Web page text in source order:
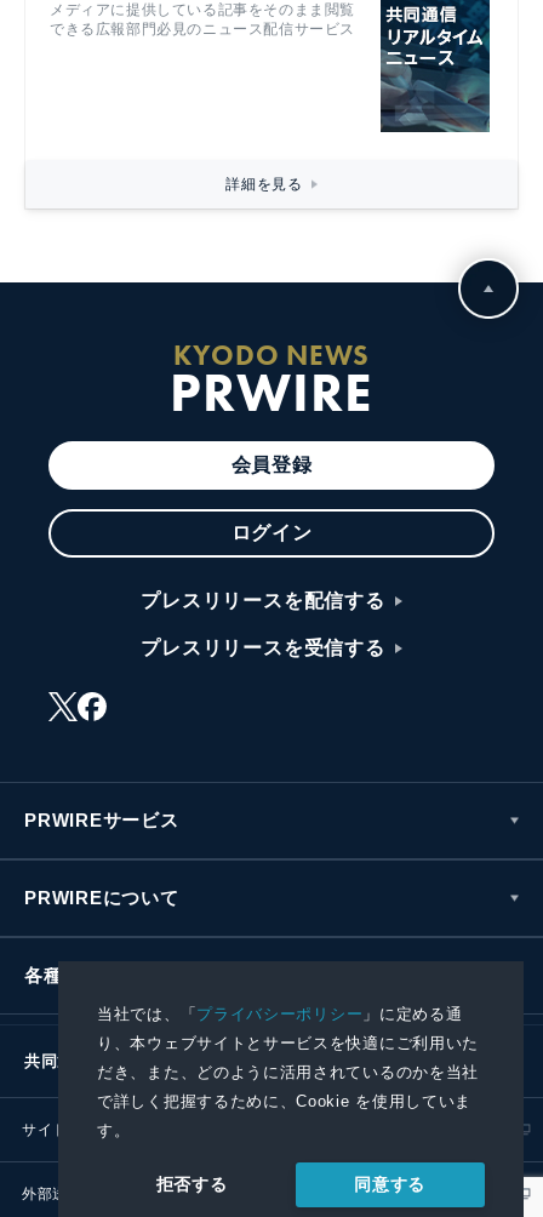
当社では、「プライバシーポリシー 」に定める通
り、本ウェブサイトとサービスを快適にご利用いた
だき、また、どのように活用されているのかを当社
で詳しく把握するために、Cookie を使用していま
す。
拒否する 同意する
メディアに提供している記事をそのまま閲覧
できる広報部門必見のニュース配信サービス
詳細を見る
KYODO NEWS
PRWIRE
会員登録
ログイン
プレスリリースを配信する
プレスリリースを受信する
PRWIREサービス
PRWIREについて
各種お問い合わせ
共同通信社グループ
サイトポリシー
外部送信ポリシー プレスリリース取扱基準